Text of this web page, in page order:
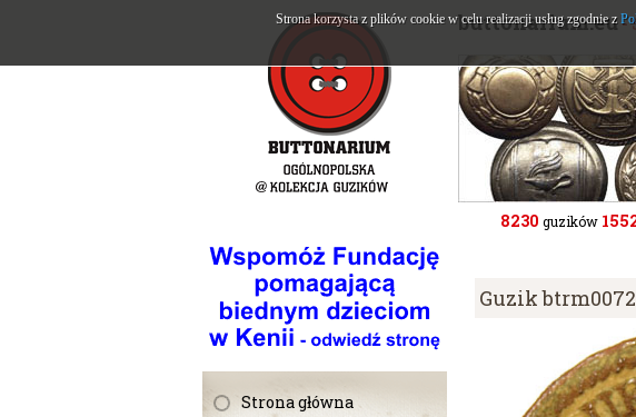
Strona główna
buttonarium.eu-
8230 guzików
Guzik
Strona korzysta z plików cookie w celu realizacji usług zgodnie z